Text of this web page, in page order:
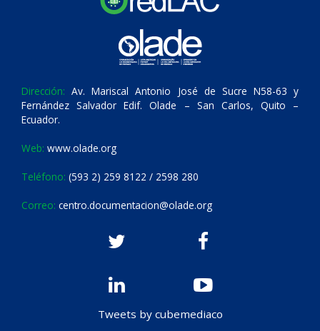
Dirección: Av. Mariscal Antonio José de Sucre N58-63 y
Fernández Salvador Edif. Olade – San Carlos, Quito –
Ecuador.
Web: www.olade.org
Teléfono: (593 2) 259 8122 / 2598 280
Correo: centro.documentacion@olade.org
Tweets by cubemediaco